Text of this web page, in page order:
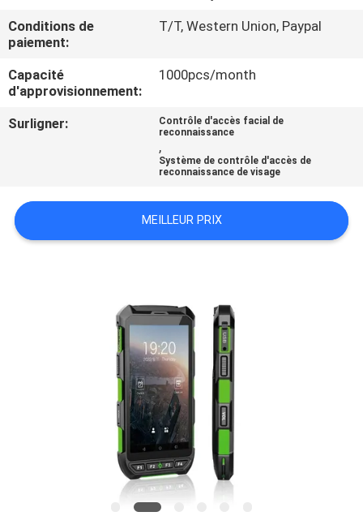
QUALITÉ
NOUS
CONTACTER
DEVIS
PROTECTION
Conditions de
paiement:
T/T, Western Union, Paypal
Capacité
d'approvisionnement:
1000pcs/month
Surligner:
Contrôle d'accès facial de
reconnaissance
,
Système de contrôle d'accès de
reconnaissance de visage
MEILLEUR PRIX